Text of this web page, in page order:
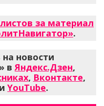
за материал
.
новости
вЯндекс.Дзен,
, Вконтакте,
и YouTube.